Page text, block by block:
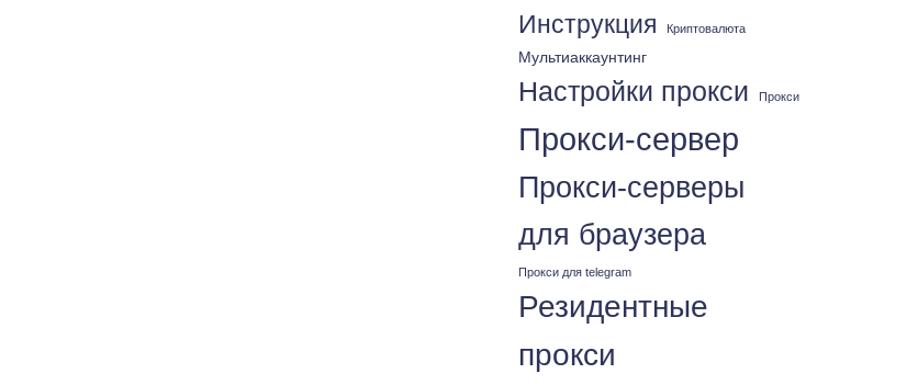
Инструкция Криптовалюта
Мультиаккаунтинг
Настройки прокси Прокси
Прокси-сервер
Прокси-серверы
для браузера
Прокси для telegram
Резидентные
прокси